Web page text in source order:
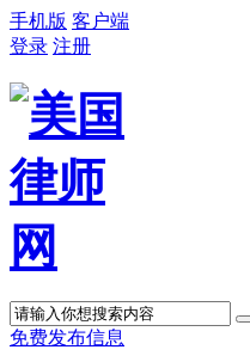
手机版 客户端
登录 注册
免费发布信息